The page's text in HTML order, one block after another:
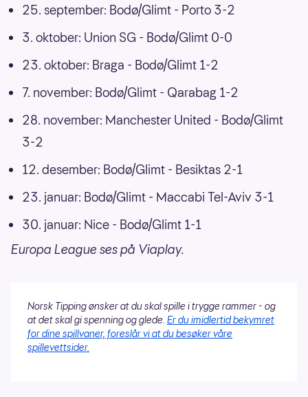
25. september: Bodø/Glimt - Porto 3-2
3. oktober: Union SG - Bodø/Glimt 0-0
23. oktober: Braga - Bodø/Glimt 1-2
7. november: Bodø/Glimt - Qarabag 1-2
28. november: Manchester United - Bodø/Glimt
3-2
12. desember: Bodø/Glimt - Besiktas 2-1
23. januar: Bodø/Glimt - Maccabi Tel-Aviv 3-1
30. januar: Nice - Bodø/Glimt 1-1
Europa League ses på Viaplay.
Norsk Tipping ønsker at du skal spille i trygge rammer - og
at det skal gi spenning og glede. Er du imidlertid bekymret
for dine spillvaner, foreslår vi at du besøker våre
spillevettsider.